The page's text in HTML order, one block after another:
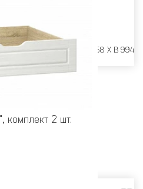
Ш 1890 X Г 2058 X В 994
комплект 2 шт.